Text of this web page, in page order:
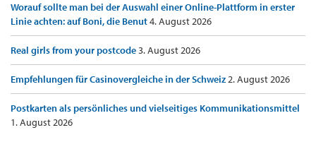
Worauf sollte man bei der Auswahl einer Online-Plattform in erster
Linie achten: auf Boni, die Benut4. August 2026
Real girls from your postcode3. August 2026
Empfehlungen für Casinovergleiche in der Schweiz2. August 2026
Postkarten als persönliches und vielseitiges Kommunikationsmittel
1. August 2026